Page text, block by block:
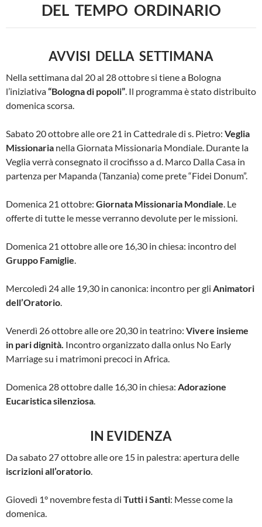
DEL TEMPO ORDINARIO
AVVISI DELLA SETTIMANA
Nella settimana dal 20 al 28 ottobre si tiene a Bologna
l’iniziativa“Bologna di popoli”. Il programma è stato distribuito
domenica scorsa.
Sabato 20 ottobre alle ore 21 in Cattedrale di s. Pietro: Veglia
Missionaria nella Giornata Missionaria Mondiale. Durante la
Veglia verrà consegnato il crocifisso a d. Marco Dalla Casa in
partenza per Mapanda (Tanzania) come prete “Fidei Donum”.
Domenica 21 ottobre: Giornata Missionaria Mondiale. Le
offerte di tutte le messe verranno devolute per le missioni.
Domenica 21 ottobre alle ore 16,30 in chiesa: incontro del
Gruppo Famiglie.
Mercoledì 24 alle 19,30 in canonica: incontro per gli Animatori
dell’Oratorio.
Venerdì 26 ottobre alle ore 20,30 in teatrino: Vivere insieme
in pari dignità. Incontro organizzato dalla onlus No Early
Marriage su i matrimoni precoci in Africa.
Domenica 28 ottobre dalle 16,30 in chiesa: Adorazione
Eucaristica silenziosa.
IN EVIDENZA
Da sabato 27 ottobre alle ore 15 in palestra: apertura delle
iscrizioni all’oratorio.
Giovedì 1° novembre festa di Tutti i Santi: Messe come la
domenica.